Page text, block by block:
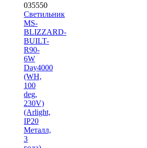
035550
Светильник
MS-
BLIZZARD-
BUILT-
R90-
6W
Day4000
(WH,
100
deg,
230V)
(Arlight,
IP20
Металл,
3